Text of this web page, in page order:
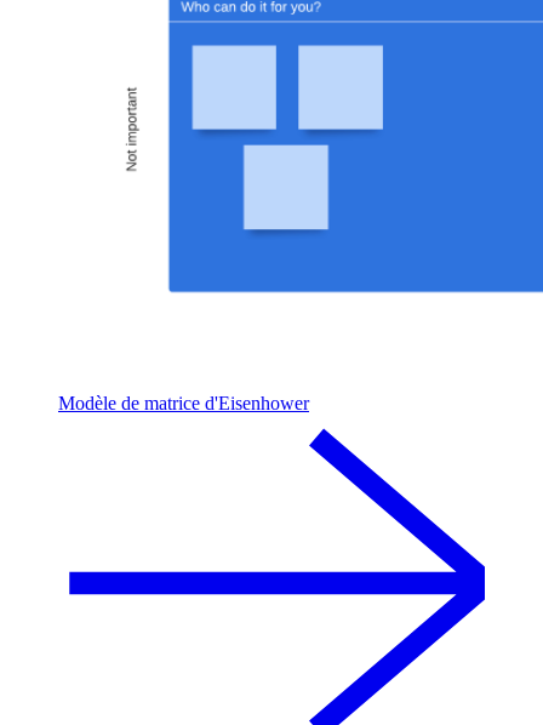
Modèle de matrice d'Eisenhower